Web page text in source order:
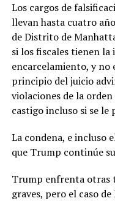
Los cargos de
llevan hasta cuatro
de Distrito de
si los fiscales tienen
encarcelamiento, y no
principio del juicio
violaciones de la
castigo incluso si se le
La condena, e incluso
que Trump continúe
Trump enfrenta otras
graves, pero el caso